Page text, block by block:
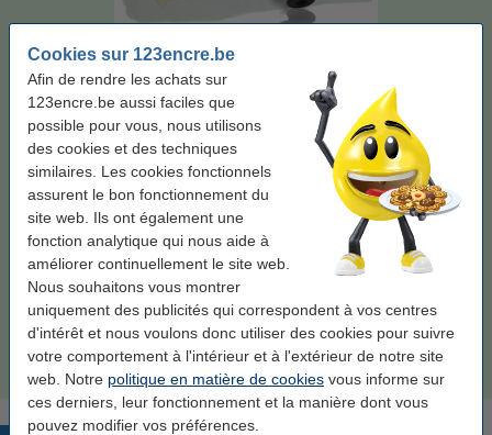
Cookies sur 123encre.be
Afin de rendre les achats sur
123encre.be aussi faciles que
possible pour vous, nous utilisons
des cookies et des techniques
similaires. Les cookies fonctionnels
assurent le bon fonctionnement du
site web. Ils ont également une
fonction analytique qui nous aide à
améliorer continuellement le site web.
Nous souhaitons vous montrer
uniquement des publicités qui correspondent à vos centres
d'intérêt et nous voulons donc utiliser des cookies pour suivre
votre comportement à l'intérieur et à l'extérieur de notre site
web. Notre politique en matière de cookies vous informe sur
ces derniers, leur fonctionnement et la manière dont vous
pouvez modifier vos préférences.
Marque: 123encre Type: toner Couleur:
Économisez plus de55%sur vos frais d'impression
Livré demain
Par page 0,001 €
19,50 €
123encre papier d'impression 1 ramette de 500
feuilles A4 - 80 g/m²
7,25 €